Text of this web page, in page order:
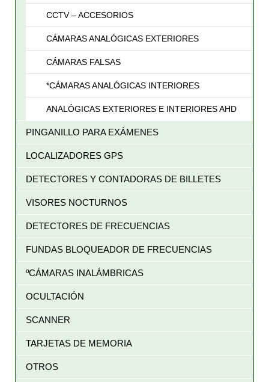
CCTV – ACCESORIOS
CÁMARAS ANALÓGICAS EXTERIORES
CÁMARAS FALSAS
*CÁMARAS ANALÓGICAS INTERIORES
ANALÓGICAS EXTERIORES E INTERIORES AHD
PINGANILLO PARA EXÁMENES
LOCALIZADORES GPS
DETECTORES Y CONTADORAS DE BILLETES
VISORES NOCTURNOS
DETECTORES DE FRECUENCIAS
FUNDAS BLOQUEADOR DE FRECUENCIAS
ºCÁMARAS INALÁMBRICAS
OCULTACIÓN
SCANNER
TARJETAS DE MEMORIA
OTROS